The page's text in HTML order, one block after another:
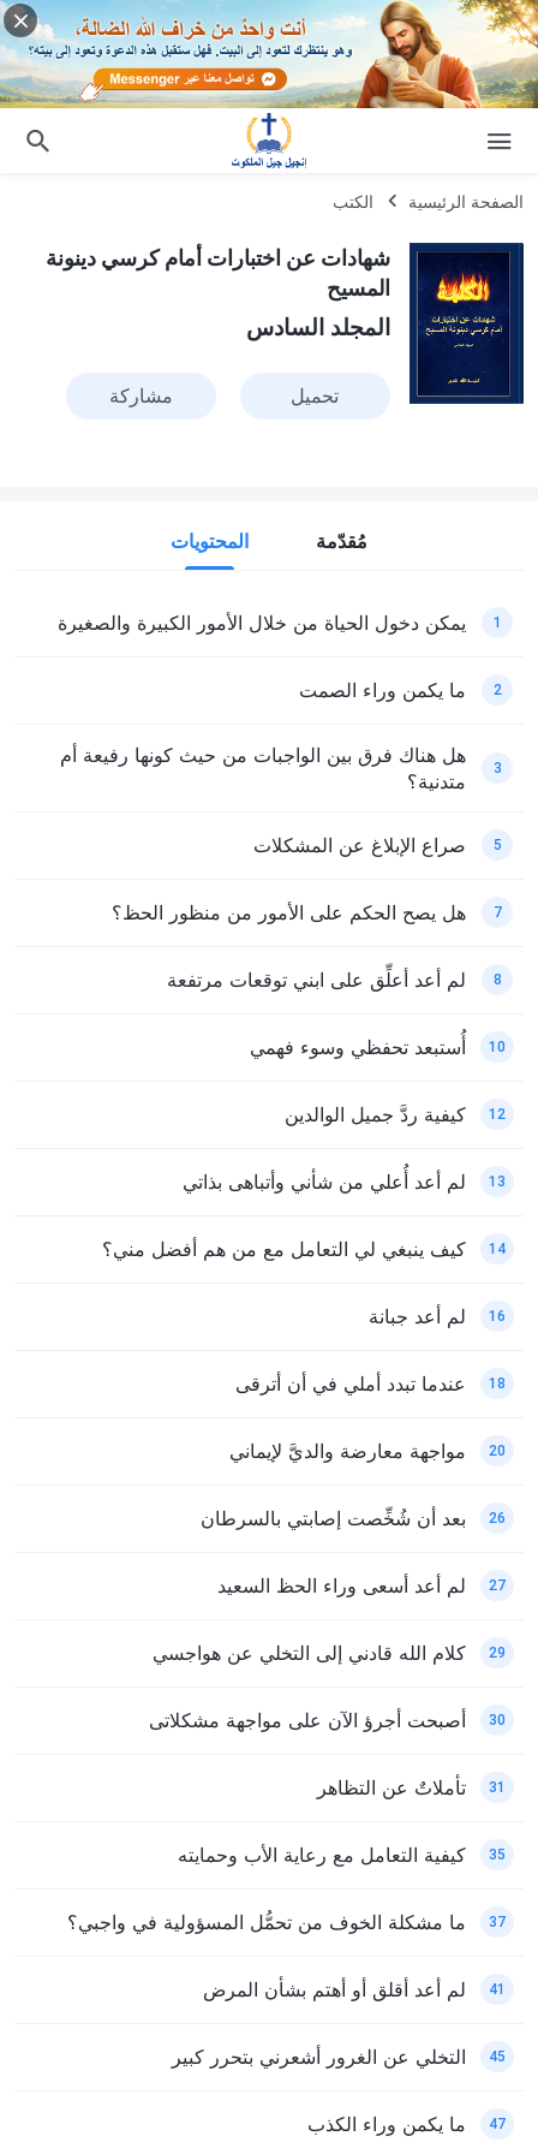
الصفحة الرئيسية الكتب
شهادات عن اختبارات أمام كرسي دينونة
المسيح
المجلد السادس
تحميل مشاركة
مُقدّمة المحتويات
1 يمكن دخول الحياة من خلال الأمور الكبيرة والصغيرة
2 ما يكمن وراء الصمت
3
هل هناك فرق بين الواجبات من حيث كونها رفيعة أم
متدنية؟
5 صراع الإبلاغ عن المشكلات
7 هل يصح الحكم على الأمور من منظور الحظ؟
8 لم أعد أعلِّق على ابني توقعات مرتفعة
10 أُستبعد تحفظي وسوء فهمي
12 كيفية ردَّ جميل الوالدين
13 لم أعد أُعلي من شأني وأتباهى بذاتي
14 كيف ينبغي لي التعامل مع من هم أفضل مني؟
16 لم أعد جبانة
18 عندما تبدد أملي في أن أترقى
20 مواجهة معارضة والديَّ لإيماني
26 بعد أن شُخِّصت إصابتي بالسرطان
27 لم أعد أسعى وراء الحظ السعيد
29 كلام الله قادني إلى التخلي عن هواجسي
30 أصبحت أجرؤ الآن على مواجهة مشكلاتى
31 تأملاتٌ عن التظاهر
35 كيفية التعامل مع رعاية الأب وحمايته
37 ما مشكلة الخوف من تحمُّل المسؤولية في واجبي؟
41 لم أعد أقلق أو أهتم بشأن المرض
45 التخلي عن الغرور أشعرني بتحرر كبير
47 ما يكمن وراء الكذب